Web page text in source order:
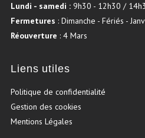
Lundi - samedi : 9h30 - 12h30 /
Fermetures : Dimanche - Fériés -
Réouverture : 4 Mars
Liens utiles
Politique de confidentialité
Gestion des cookies
Mentions Légales